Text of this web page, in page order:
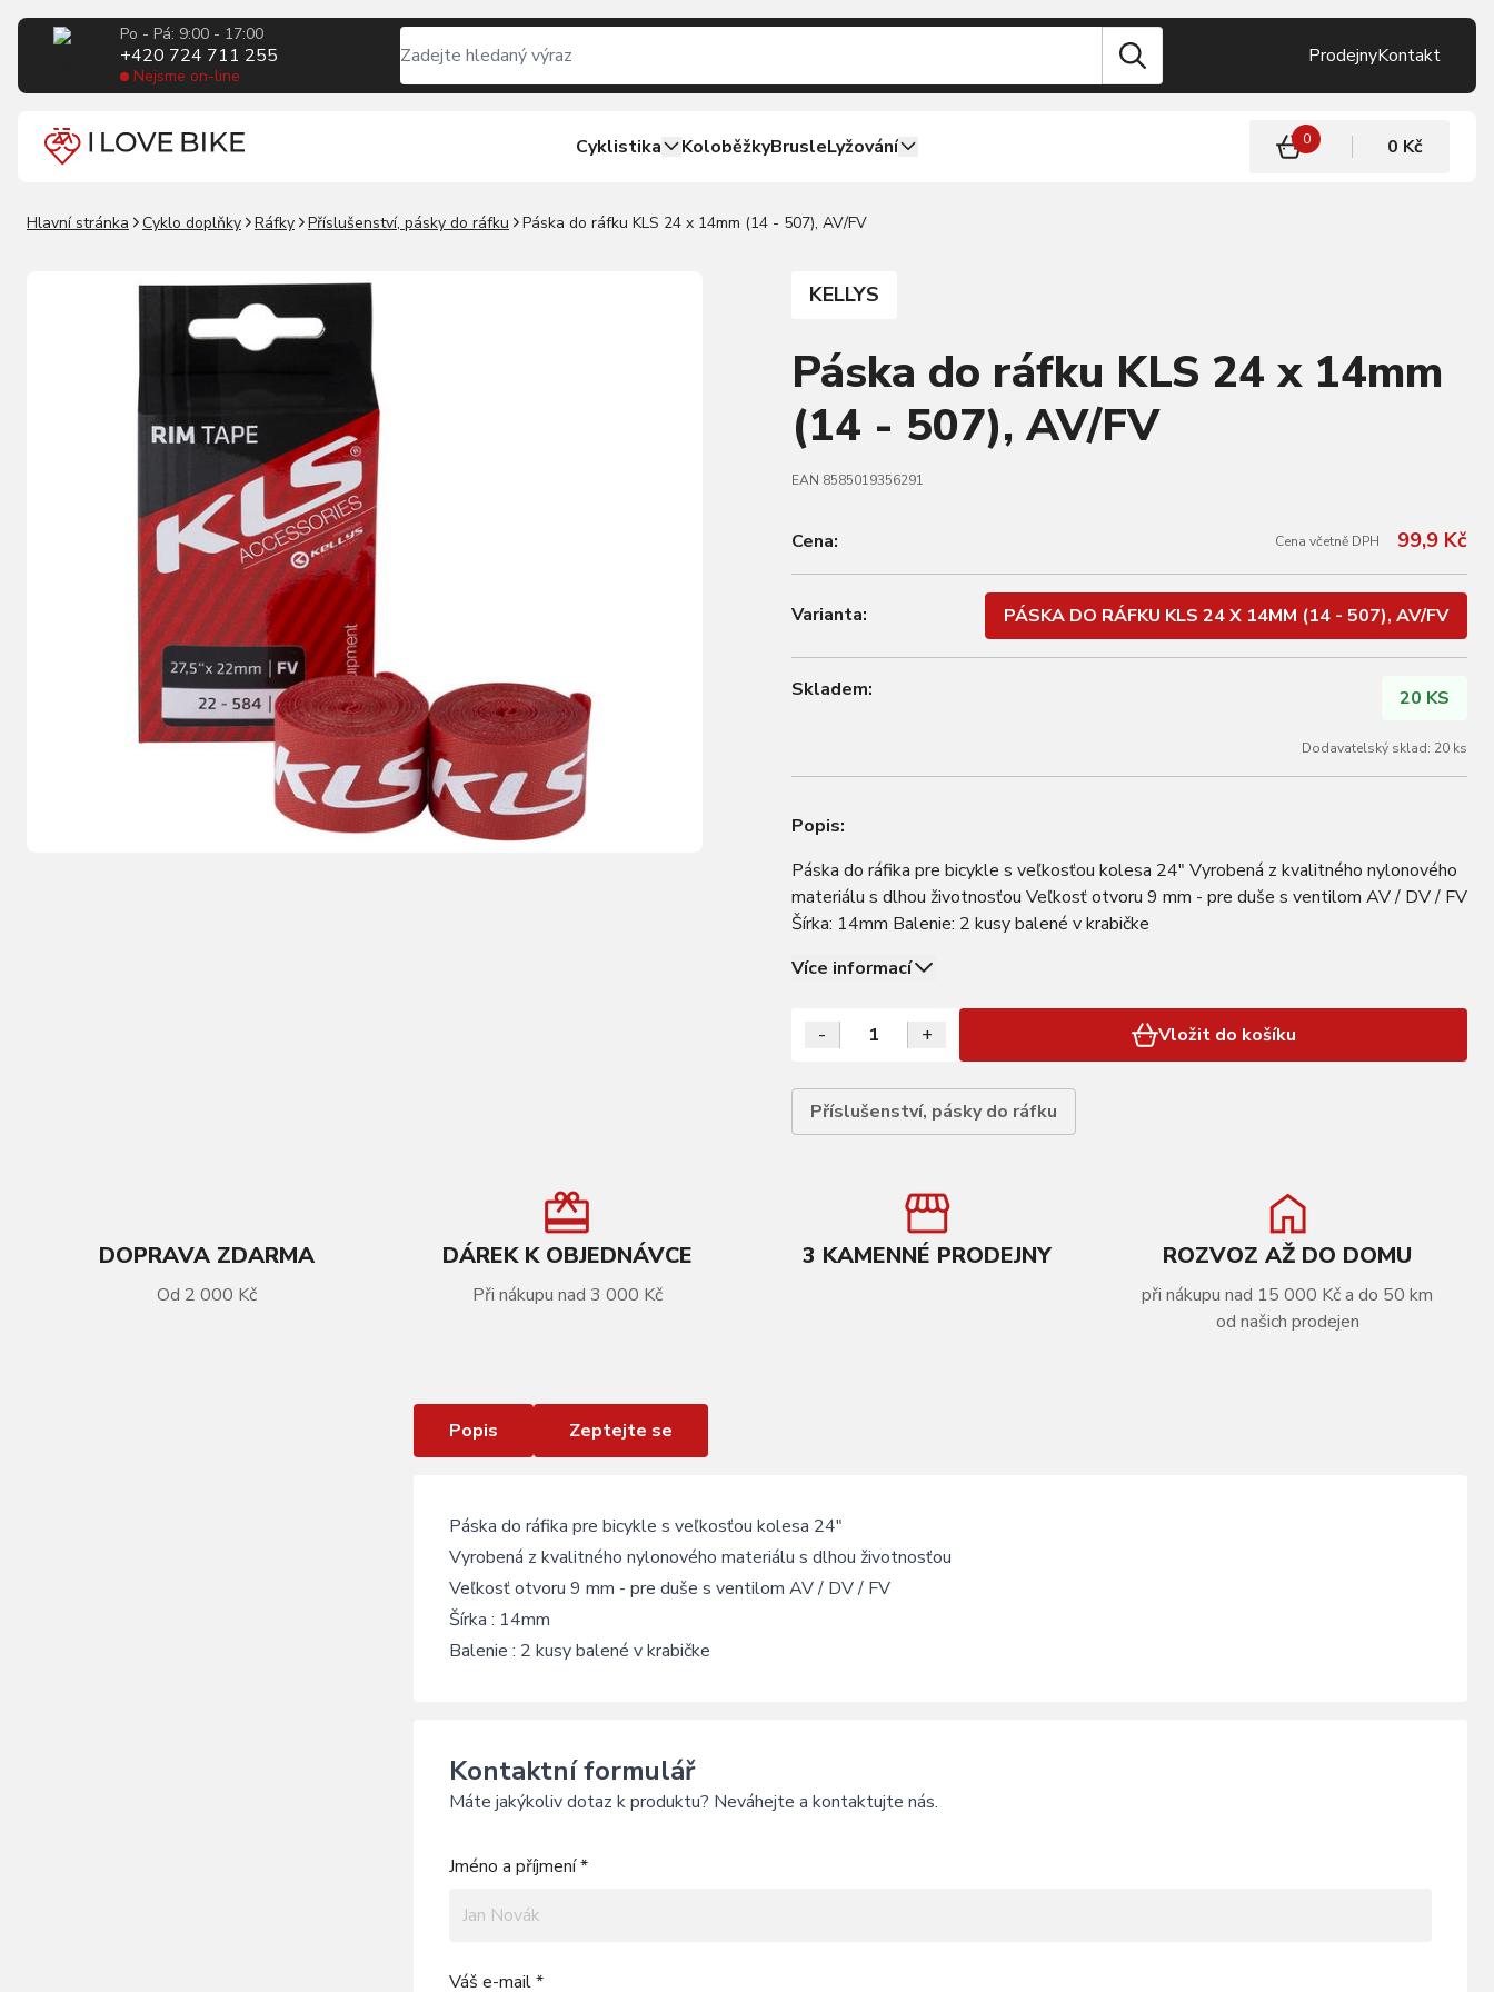
Po - Pá: 9:00 - 17:00
+420 724 711 255
Nejsme on-line
ProdejnyKontakt
Cyklistika KoloběžkyBrusleLyžování 0 0 Kč
Hlavní stránka Cyklo doplňky Ráfky Příslušenství, pásky do ráfku Páska do ráfku KLS 24 x 14mm (14 - 507), AV/FV
KELLYS
Páska do ráfku KLS 24 x 14mm
(14 - 507), AV/FV
EAN 8585019356291
Cena: Cena včetně DPH 99,9 Kč
Varianta: PÁSKA DO RÁFKU KLS 24 X 14MM (14 - 507), AV/FV
Skladem: 20 KS
Dodavatelský sklad: 20 ks
Popis:
Páska do ráfika pre bicykle s veľkosťou kolesa 24" Vyrobená z kvalitného nylonového
materiálu s dlhou životnosťou Veľkosť otvoru 9 mm - pre duše s ventilom AV / DV / FV
Šírka: 14mm Balenie: 2 kusy balené v krabičke
Více informací
- + Vložit do košíku
Příslušenství, pásky do ráfku
DOPRAVA ZDARMA
Od 2 000 Kč
DÁREK K OBJEDNÁVCE
Při nákupu nad 3 000 Kč
3 KAMENNÉ PRODEJNY ROZVOZ AŽ DO DOMU
při nákupu nad 15 000 Kč a do 50 km
od našich prodejen
VÍCE INFORMACÍ
Popis Zeptejte se
Páska do ráfika pre bicykle s veľkosťou kolesa 24"
Vyrobená z kvalitného nylonového materiálu s dlhou životnosťou
Veľkosť otvoru 9 mm - pre duše s ventilom AV / DV / FV
Šírka : 14mm
Balenie : 2 kusy balené v krabičke
Kontaktní formulář
Máte jakýkoliv dotaz k produktu? Neváhejte a kontaktujte nás.
Jméno a příjmení *
Váš e-mail *